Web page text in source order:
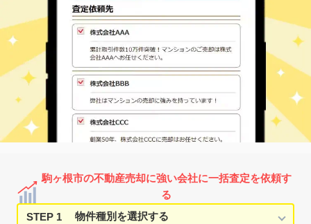
駒ヶ根市の不動産売却に強い会社に一括査定を依頼す
る
STEP 1